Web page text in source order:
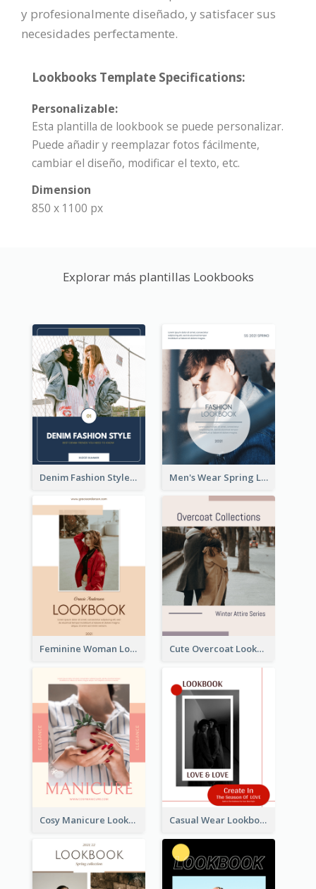
y profesionalmente diseñado, y satisfacer sus
necesidades perfectamente.
Lookbooks Template Specifications:
Personalizable:
Esta plantilla de lookbook se puede personalizar.
Puede añadir y reemplazar fotos fácilmente,
cambiar el diseño, modificar el texto, etc.
Dimension
850 x 1100 px
Explorar más plantillas Lookbooks
Denim Fashion Style Lookbook Men's Wear Spring Lookbook
Feminine Woman Lookbook Cute Overcoat Lookbook
Cosy Manicure Lookbook Casual Wear Lookbook